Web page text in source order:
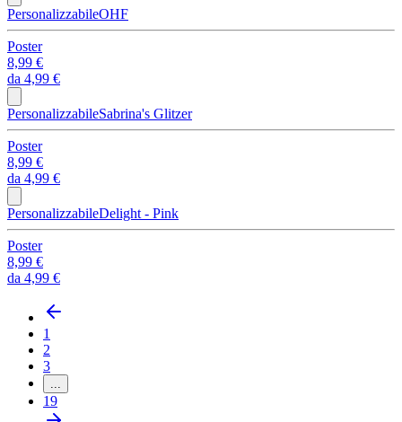
PersonalizzabileOHF
Poster
8,99 €
da 4,99 €
PersonalizzabileSabrina's Glitzer
Poster
8,99 €
da 4,99 €
PersonalizzabileDelight - Pink
Poster
8,99 €
da 4,99 €
1
2
3
19